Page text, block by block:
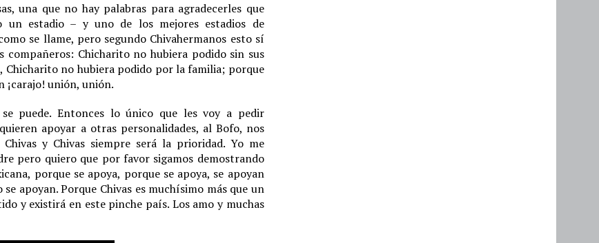
una que no hay palabras para agradecerles que
un estadio – y uno de los mejores estadios de
se llame, pero segundo Chivahermanos esto sí
Chicharito no hubiera podido sin sus
Chicharito no hubiera podido por la familia; porque
¡carajo! unión, unión.
puede. Entonces lo único que les voy a pedir
apoyar a otras personalidades, al Bofo, nos
y Chivas siempre será la prioridad. Yo me
pero quiero que por favor sigamos demostrando
porque se apoya, porque se apoya, se apoyan
apoyan. Porque Chivas es muchísimo más que un
y existirá en este pinche país. Los amo y muchas